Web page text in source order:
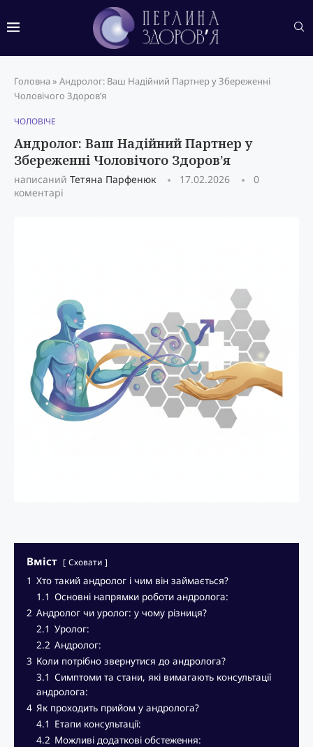
Головна » Андролог: Ваш Надійний Партнер у Збереженні
Чоловічого Здоров’я
ЧОЛОВІЧЕ
Андролог: Ваш Надійний Партнер у
Збереженні Чоловічого Здоров’я
написаний Тетяна Парфенюк 17.02.2026
0
коментарі
Вміст Сховати
1 Хто такий андролог і чим він займається?
1.1 Основні напрямки роботи андролога:
2 Андролог чи уролог: у чому різниця?
2.1 Уролог:
2.2 Андролог:
3 Коли потрібно звернутися до андролога?
3.1 Симптоми та стани, які вимагають консультації
андролога:
4 Як проходить прийом у андролога?
4.1 Етапи консультації:
4.2 Можливі додаткові обстеження: